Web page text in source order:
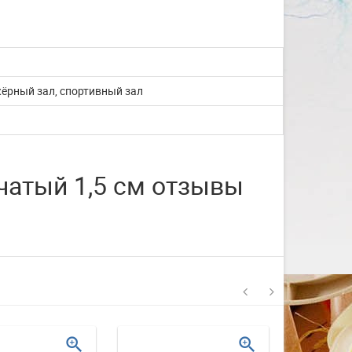
рисунком. ...
зал, спортивный зал
1,5 см отзывы
zoom_in zoom_in